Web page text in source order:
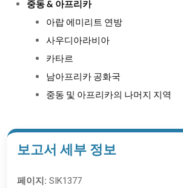
중동 & 아프리카
아랍 에미리트 연방
사우디아라비아
카타르
남아프리카 공화국
중동 및 아프리카의 나머지 지역
보고서 세부 정보
페이지: SIK1377